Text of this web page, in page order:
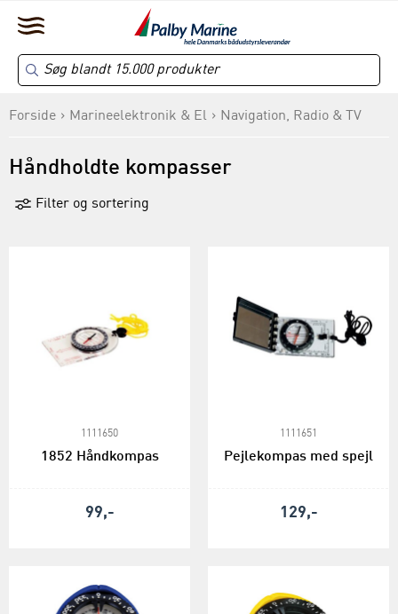
Forside Marineelektronik & El Navigation, Radio & TV
Håndholdte kompasser
Filter og sortering
1111650
1852 Håndkompas
99,-
1111651
Pejlekompas med spejl
129,-